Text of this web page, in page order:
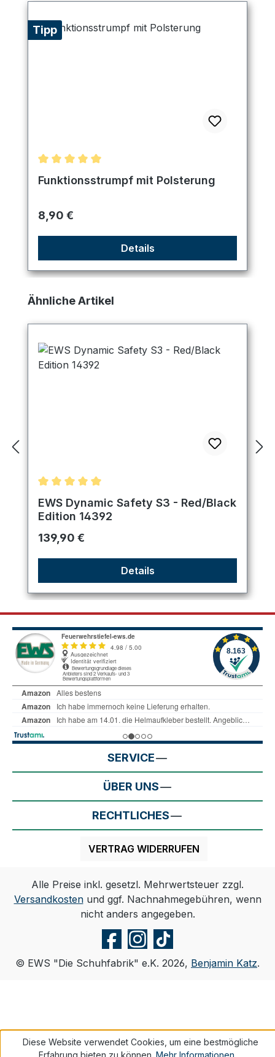
Tipp
Durchschnittliche Bewertung von 5 von 5 Sternen
Funktionsstrumpf mit Polsterung
Regulärer Preis:
8,90 €
Details
Produktgalerie überspringen
Ähnliche Artikel
Durchschnittliche Bewertung von 5 von 5 Sternen
EWS Dynamic Safety S3 - Red/Black
Edition 14392
Regulärer Preis:
139,90 €
Details
SERVICE
ÜBER UNS
RECHTLICHES
VERTRAG WIDERRUFEN
Alle Preise inkl. gesetzl. Mehrwertsteuer zzgl.
Versandkostenund ggf. Nachnahmegebühren, wenn
nicht anders angegeben.
© EWS "Die Schuhfabrik" e.K. 2026, Benjamin Katz.
Diese Website verwendet Cookies, um eine bestmögliche
Erfahrung bieten zu können. Mehr Informationen ...